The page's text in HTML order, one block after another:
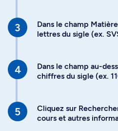
Dans le champ
lettres du sigle (ex.
Dans le champ au-
chiffres du sigle (ex.
Cliquez sur
cours et autres